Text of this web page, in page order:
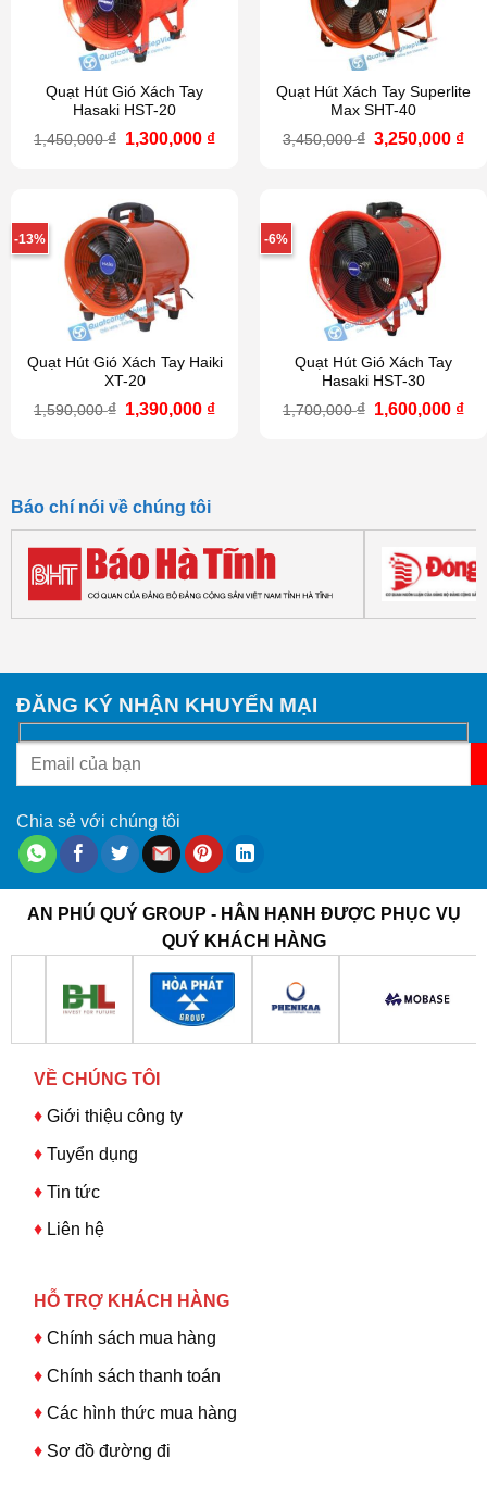
Quạt Hút Gió Xách Tay
Hasaki HST-20
1,450,000₫ Giá
1,300,000 ₫Giá
Quạt Hút Xách Tay Superlite
Max SHT-40
3,450,000₫ Giá
3,250,000 ₫
-13%
Quạt Hút Gió Xách Tay Haiki
XT-20
1,590,000₫ Giá
1,390,000 ₫Giá
-6%
Quạt Hút Gió Xách Tay
Hasaki HST-30
1,700,000₫ Giá
1,600,000 ₫
Báo chí nói về chúng tôi
ĐĂNG KÝ NHẬN KHUYẾN MẠI
Chia sẻ với chúng tôi
AN PHÚ QUÝ GROUP - HÂN HẠNH ĐƯỢC PHỤC VỤ
QUÝ KHÁCH HÀNG
VỀ CHÚNG TÔI
♦ Giới thiệu công ty
♦Tuyển dụng
♦ Tin tức
♦ Liên hệ
HỖ TRỢ KHÁCH HÀNG
♦Chính sách mua hàng
♦ Chính sách thanh toán
♦ Các hình thức mua hàng
♦ Sơ đồ đường đi